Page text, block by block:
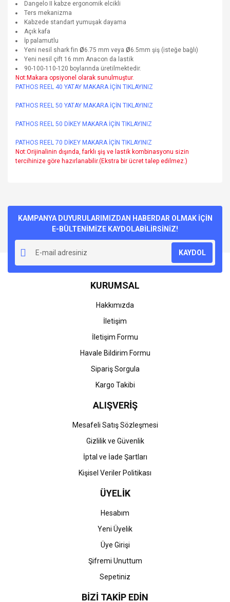
Dangelo II kabze ergonomik elcikli
Ters mekanizma
Kabzede standart yumuşak dayama
Açık kafa
İp palamutlu
Yeni nesil shark fin Ø6.75 mm veya Ø6.5mm şiş (isteğe bağlı)
Yeni nesil çift 16 mm Anacon da lastik
90-100-110-120 boylarında üretilmektedir.
Not:Makara opsiyonel olarak sunulmuştur.
PATHOS REEL 40 YATAY MAKARA İÇİN TIKLAYINIZ
PATHOS REEL 50 YATAY MAKARA İÇİN TIKLAYINIZ
PATHOS REEL 50 DİKEY MAKARA İÇİN TIKLAYINIZ
PATHOS REEL 70 DİKEY MAKARA İÇİN TIKLAYINIZ
Not:Orijinalinin dışında, farklı şiş ve lastik kombinasyonu sizin
tercihinize göre hazırlanabilir.(Ekstra bir ücret talep edilmez.)
Yorum Yaz
kullanarak tarafımıza iletebilirsiniz.
Görüş ve önerileriniz için teşekkür ederiz.
Ürün resmi kalitesiz, bozuk veya görüntülenemiyor.
Ürün açıklamasında eksik bilgiler bulunuyor.
Ürün bilgilerinde hatalar bulunuyor.
Ürün fiyatı diğer sitelerden daha pahalı.
Gönder
KAMPANYA DUYURULARIMIZDAN HABERDAR OLMAK İÇİN
E-BÜLTENİMİZE KAYDOLABİLİRSİNİZ!
KAYDOL
KURUMSAL
Hakkımızda
İletişim
İletişim Formu
Havale Bildirim Formu
Sipariş Sorgula
Kargo Takibi
ALIŞVERİŞ
Mesafeli Satış Sözleşmesi
Gizlilik ve Güvenlik
İptal ve İade Şartları
Kişisel Veriler Politikası
ÜYELİK
Hesabım
Yeni Üyelik
Üye Girişi
Şifremi Unuttum
Sepetiniz
BİZİ TAKİP EDİN